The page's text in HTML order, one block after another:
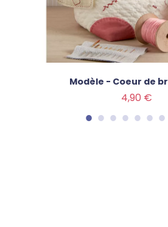
Modèle - Coeur de
4,90 €